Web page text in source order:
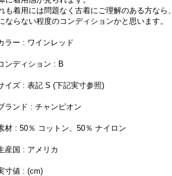
も着用には問題なく古着にご理解のある方なら、
ならない程度のコンディションかと思います。
ラー : ワインレッド
ンディション : B
イズ : 表記 S (下記実寸参照)
ランド : チャンピオン
材 : 50％ コットン、50％ ナイロン
産国 : アメリカ
寸値 : (cm)